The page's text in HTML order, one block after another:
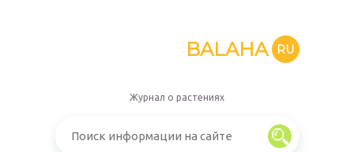
BALAHA RU
Журнал о растениях